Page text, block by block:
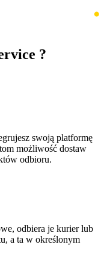
?
swoją platformę
możliwość dostaw
odbioru.
odbiera je kurier lub
a ta w określonym